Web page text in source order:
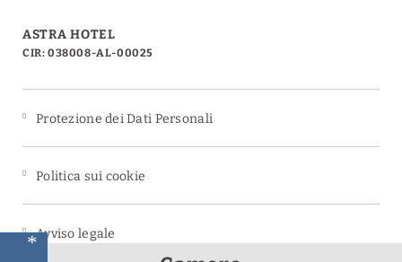
ASTRA HOTEL
CIR: 038008-AL-00025
Protezione dei Dati Personali
Politica sui cookie
Avviso legale